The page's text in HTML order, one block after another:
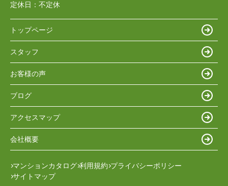
定休日： 不定休
トップページ
スタッフ
お客様の声
ブログ
アクセスマップ
会社概要
マンションカタログ 利用規約 プライバシーポリシー
サイトマップ